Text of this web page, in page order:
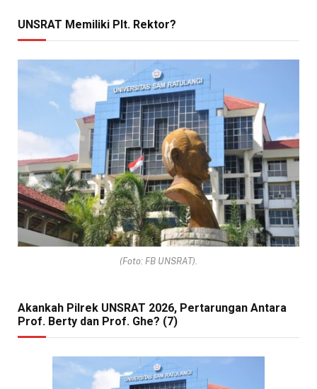
UNSRAT Memiliki Plt. Rektor?
(Foto: FB UNSRAT).
Akankah Pilrek UNSRAT 2026, Pertarungan Antara
Prof. Berty dan Prof. Ghe? (7)